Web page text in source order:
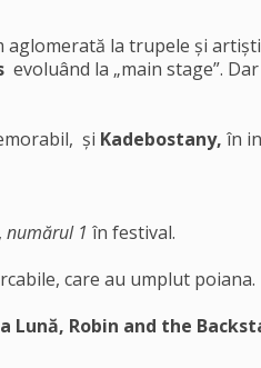
aglomerată la trupele și
evoluând la „main stage”.
și Kadebostany, în
numărul 1 în festival.
care au umplut poiana.
Lună, Robin and the